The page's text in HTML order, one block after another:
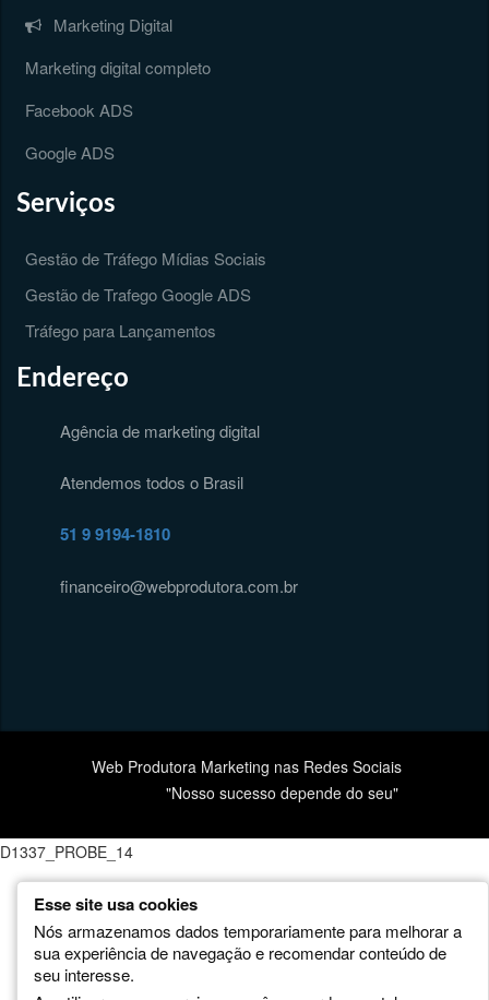
Esse site usa cookies
Nós armazenamos dados temporariamente para melhorar a
sua experiência de navegação e recomendar conteúdo de
seu interesse.
Marketing Digital
Marketing digital completo
Facebook ADS
Google ADS
Serviços
Gestão de Tráfego Mídias Sociais
Gestão de Trafego Google ADS
Tráfego para Lançamentos
Endereço
Agência de marketing digital
Atendemos todos o Brasil
51 9 9194-1810
financeiro@webprodutora.com.br
Web Produtora Marketing nas Redes Sociais
"Nosso sucesso depende do seu"